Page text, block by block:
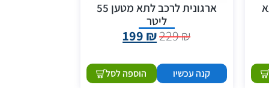
ארגונית לרכב לתא מטען 55
ליטר
229₪
199 ₪
קנה עכשיו הוספה לסל